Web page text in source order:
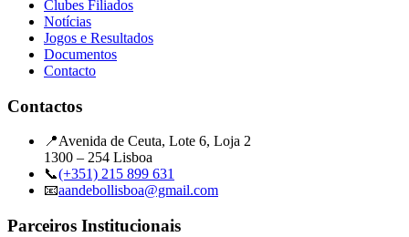
Clubes Filiados
Notícias
Jogos e Resultados
Documentos
Contacto
Contactos
📍Avenida de Ceuta, Lote 6, Loja 2
1300 – 254 Lisboa
📞(+351) 215 899 631
📧aandebollisboa@gmail.com
Parceiros Institucionais